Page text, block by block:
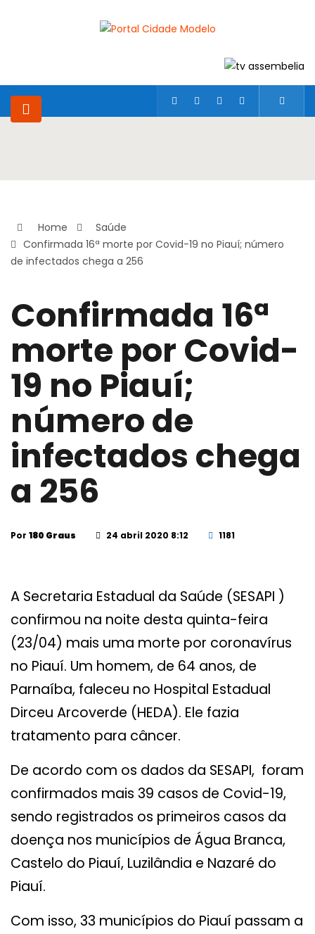
Home
Saúde
Confirmada 16ª morte por Covid-19 no Piauí; número
de infectados chega a 256
Confirmada 16ª
morte por Covid-
19 no Piauí;
número de
infectados chega
a 256
Por 180 Graus 24 abril 2020 8:12 1181
A Secretaria Estadual da Saúde (SESAPI )
confirmou na noite desta quinta-feira
(23/04) mais uma morte por coronavírus
no Piauí. Um homem, de 64 anos, de
Parnaíba, faleceu no Hospital Estadual
Dirceu Arcoverde (HEDA). Ele fazia
tratamento para câncer.
De acordo com os dados da SESAPI, foram
confirmados mais 39 casos de Covid-19,
sendo registrados os primeiros casos da
doença nos municípios de Água Branca,
Castelo do Piauí, Luzilândia e Nazaré do
Piauí.
Com isso, 33 municípios do Piauí passam a